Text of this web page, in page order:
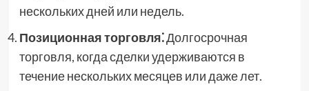
нескольких дней или недель.
Позиционная торговля⁚Долгосрочная
торговля, когда сделки удерживаются в
течение нескольких месяцев или даже лет.